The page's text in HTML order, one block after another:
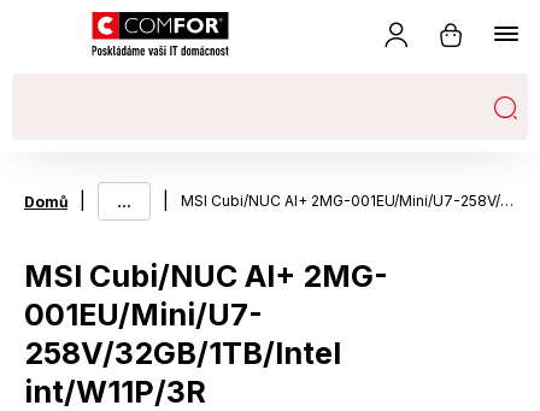
Domů ... MSI Cubi/NUC AI+ 2MG-001EU/Mini/U7-258V/32GB/1TB/Intel int/W11P/3R
MSI Cubi/NUC AI+ 2MG-
001EU/Mini/U7-
258V/32GB/1TB/Intel
int/W11P/3R